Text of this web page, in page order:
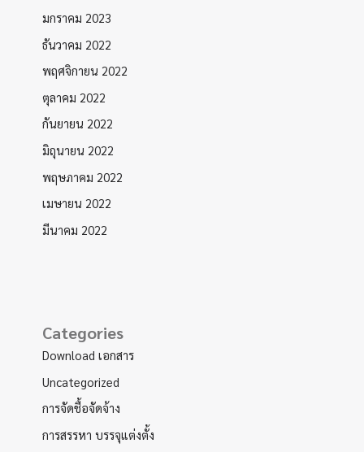
มกราคม 2023
ธันวาคม 2022
พฤศจิกายน 2022
ตุลาคม 2022
กันยายน 2022
มิถุนายน 2022
พฤษภาคม 2022
เมษายน 2022
มีนาคม 2022
Categories
Download เอกสาร
Uncategorized
การจัดชื้อจัดจ้าง
การสรรหา บรรจุแต่งตั้ง